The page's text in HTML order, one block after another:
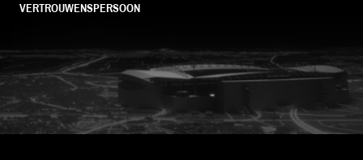
VERTROUWENSPERSOON
FC Utrecht<br>vanuit<br>het